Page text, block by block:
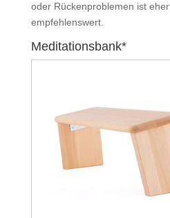
oder Rückenproblemen ist
empfehlenswert.
Meditationsbank*